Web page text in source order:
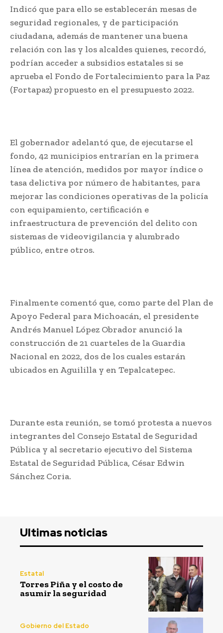
Indicó que para ello se establecerán mesas de
seguridad regionales, y de participación
ciudadana, además de mantener una buena
relación con las y los alcaldes quienes, recordó,
podrían acceder a subsidios estatales si se
aprueba el Fondo de Fortalecimiento para la Paz
(Fortapaz) propuesto en el presupuesto 2022.
El gobernador adelantó que, de ejecutarse el
fondo, 42 municipios entrarían en la primera
línea de atención, medidos por mayor índice o
tasa delictiva por número de habitantes, para
mejorar las condiciones operativas de la policía
con equipamiento, certificación e
infraestructura de prevención del delito con
sistemas de videovigilancia y alumbrado
público, entre otros.
Finalmente comentó que, como parte del Plan de
Apoyo Federal para Michoacán, el presidente
Andrés Manuel López Obrador anunció la
construcción de 21 cuarteles de la Guardia
Nacional en 2022, dos de los cuales estarán
ubicados en Aguililla y en Tepalcatepec.
Durante esta reunión, se tomó protesta a nuevos
integrantes del Consejo Estatal de Seguridad
Pública y al secretario ejecutivo del Sistema
Estatal de Seguridad Pública, César Edwin
Sánchez Coria.
Ultimas noticias
Estatal
Torres Piña y el costo de
asumir la seguridad
Gobierno del Estado